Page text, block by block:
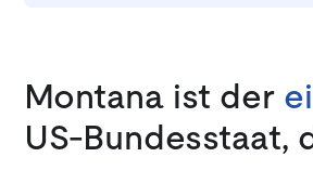
Montana ist der
US-Bundesstaat,